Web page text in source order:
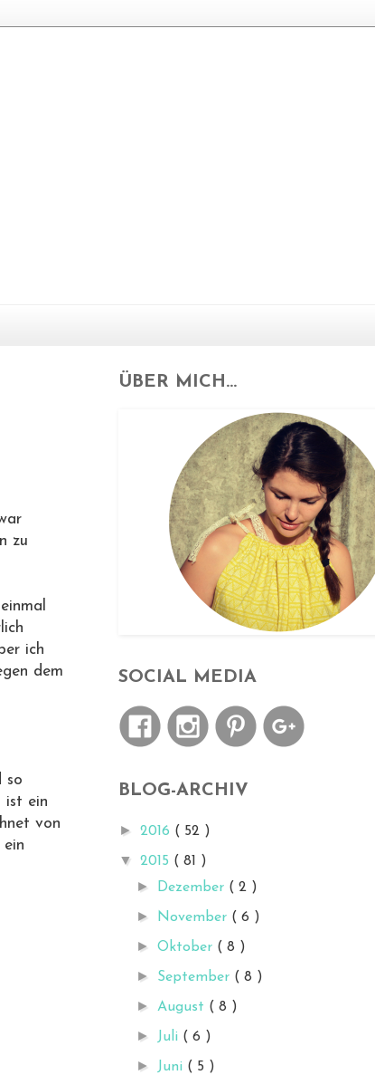
zu
ich
dem
so
ist ein
von
ÜBER MICH...
SOCIAL MEDIA
BLOG-ARCHIV
► 2016 ( 52 )
▼ 2015 ( 81 )
► Dezember ( 2 )
► November ( 6 )
►Oktober ( 8 )
► September ( 8 )
► August ( 8 )
► Juli ( 6 )
► Juni ( 5 )